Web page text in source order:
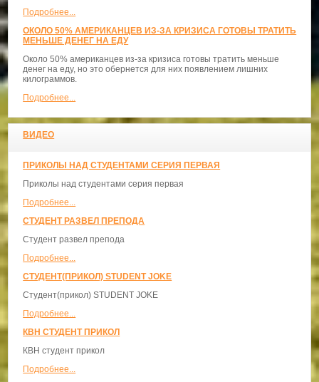
Подробнее...
ОКОЛО 50% АМЕРИКАНЦЕВ ИЗ-ЗА КРИЗИСА ГОТОВЫ ТРАТИТЬ
МЕНЬШЕ ДЕНЕГ НА ЕДУ
Около 50% американцев из-за кризиса готовы тратить меньше
денег на еду, но это обернется для них появлением лишних
килограммов.
Подробнее...
ВИДЕО
ПРИКОЛЫ НАД СТУДЕНТАМИ СЕРИЯ ПЕРВАЯ
Приколы над студентами серия первая
Подробнее...
СТУДЕНТ РАЗВЕЛ ПРЕПОДА
Студент развел препода
Подробнее...
СТУДЕНТ(ПРИКОЛ) STUDENT JOKE
Студент(прикол) STUDENT JOKE
Подробнее...
КВН СТУДЕНТ ПРИКОЛ
КВН студент прикол
Подробнее...